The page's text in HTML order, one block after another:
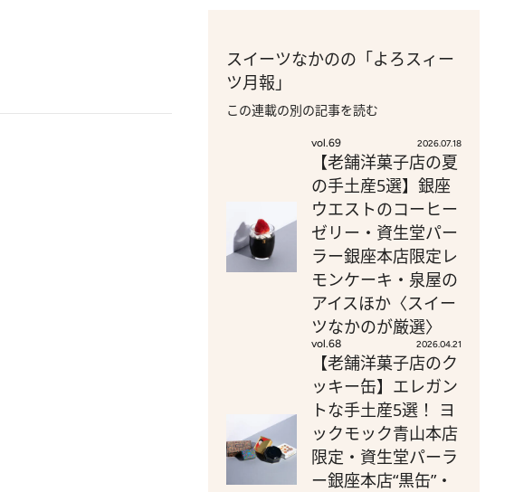
スイーツなかのの「よろスィー
ツ月報」
この連載の別の記事を読む
vol.69 2026.07.18
【老舗洋菓子店の夏
の手土産5選】銀座
ウエストのコーヒー
ゼリー・資生堂パー
ラー銀座本店限定レ
モンケーキ・泉屋の
アイスほか〈スイー
ツなかのが厳選〉
vol.68 2026.04.21
【老舗洋菓子店のク
ッキー缶】エレガン
トな手土産5選！ ヨ
ックモック青山本店
限定・資生堂パーラ
ー銀座本店“黒缶”・